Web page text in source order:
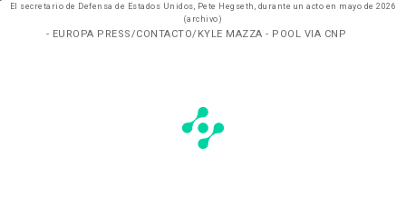
El secretario de Defensa de Estados Unidos, Pete Hegseth, durante un acto en mayo de 2026
(archivo)
- EUROPA PRESS/CONTACTO/KYLE MAZZA - POOL VIA CNP